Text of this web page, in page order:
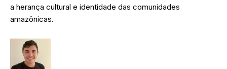
a herança cultural e identidade das comunidades
amazônicas.